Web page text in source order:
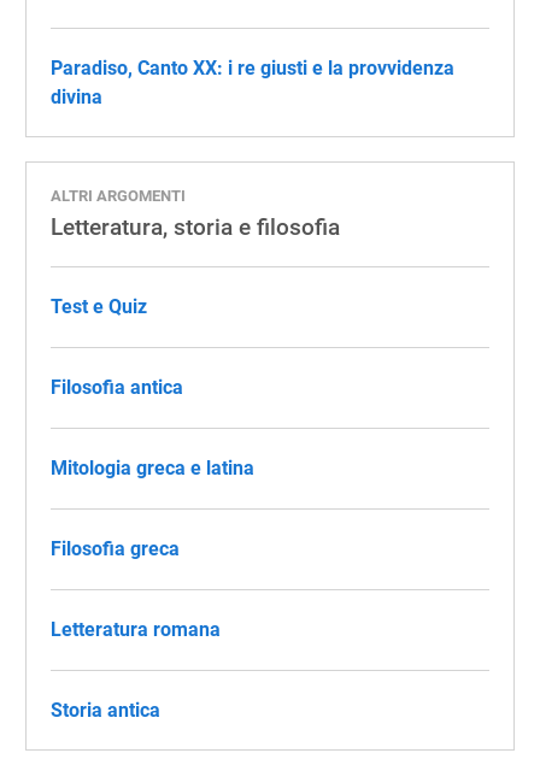
Paradiso, Canto XX: i re giusti e la provvidenza
divina
ALTRI ARGOMENTI
Letteratura, storia e filosofia
Test e Quiz
Filosofia antica
Mitologia greca e latina
Filosofia greca
Letteratura romana
Storia antica